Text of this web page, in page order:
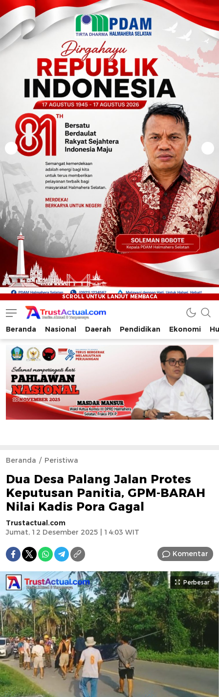
Trustactual.com
Aktual dan Terpercaya
Beranda Nasional Daerah Pendidikan Ekonomi
Beranda Peristiwa
Dua Desa Palang Jalan Protes
Keputusan Panitia, GPM-BARAH
Nilai Kadis Pora Gagal
Trustactual.com
Jumat, 12 Desember 2025 | 14:03 WIT
Komentar
Perbesar